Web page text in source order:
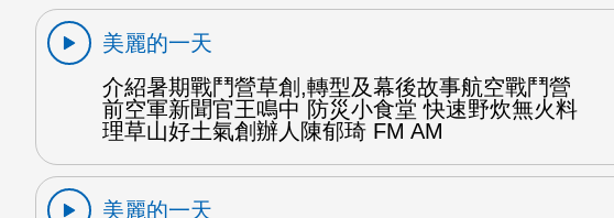
美麗的一天
介紹暑期戰鬥營草創,轉型及幕後故事航空戰鬥營
前空軍新聞官王鳴中 防災小食堂 快速野炊無火料
理草山好土氣創辦人陳郁琦 FM AM
美麗的一天